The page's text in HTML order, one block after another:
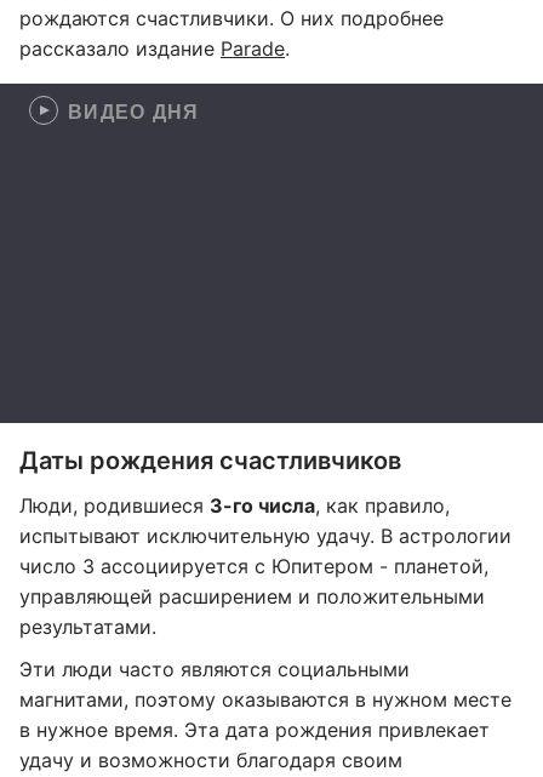
рождаются счастливчики. О них подробнее
рассказало издание Parade.
ВИДЕО ДНЯ
Даты рождения счастливчиков
Люди, родившиеся 3-го числа, как правило,
испытывают исключительную удачу. В астрологии
число 3 ассоциируется с Юпитером - планетой,
управляющей расширением и положительными
результатами.
Эти люди часто являются социальными
магнитами, поэтому оказываются в нужном месте
в нужное время. Эта дата рождения привлекает
удачу и возможности благодаря своим